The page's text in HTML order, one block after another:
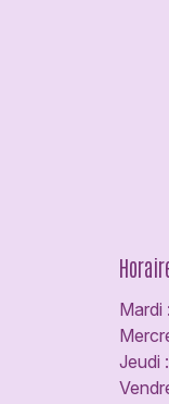
Mardi
Jeudi